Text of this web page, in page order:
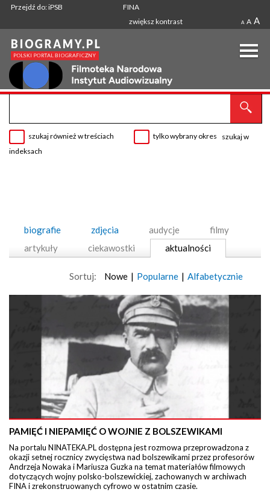
Przejdź do: iPSB
FINA
zwiększ kontrast
A A A
szukaj również w treściach tylko wybrany okres
szukaj w
indeksach
biografie zdjęcia audycje
filmy
artykuły
ciekawostki aktualności
Sortuj: Nowe | Popularne | Alfabetycznie
PAMIĘĆ I NIEPAMIĘĆ O WOJNIE Z BOLSZEWIKAMI
Na portalu NINATEKA.PL dostępna jest rozmowa przeprowadzona z
okazji setnej rocznicy zwycięstwa nad bolszewikami przez profesorów
Andrzeja Nowaka i Mariusza Guzka na temat materiałów filmowych
dotyczących wojny polsko-bolszewickiej, zachowanych w archiwach
FINA i zrekonstruowanych cyfrowo w ostatnim czasie.